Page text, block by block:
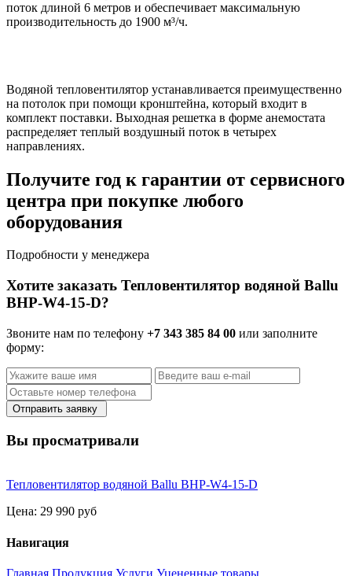
поток длиной 6 метров и обеспечивает максимальную
производительность до 1900 м³/ч.
Водяной тепловентилятор устанавливается преимущественно
на потолок при помощи кронштейна, который входит в
комплект поставки. Выходная решетка в форме анемостата
распределяет теплый воздушный поток в четырех
направлениях.
Получите год к гарантии от сервисного
центра при покупке любого
оборудования
Подробности у менеджера
Хотите заказать Тепловентилятор водяной Ballu
BHP-W4-15-D?
Звоните нам по телефону +7 343 385 84 00 или заполните
форму:
Отправить заявку
Вы просматривали
Тепловентилятор водяной Ballu BHP-W4-15-D
Цена: 29 990 руб
Навигация
Главная Продукция Услуги Уцененные товары